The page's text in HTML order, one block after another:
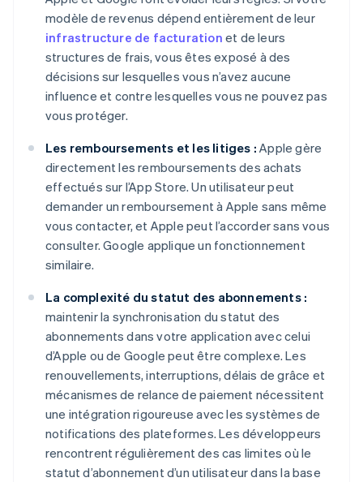
modèle de revenus dépend entièrement de leur
infrastructure de facturation et de leurs
structures de frais, vous êtes exposé à des
décisions sur lesquelles vous n’avez aucune
influence et contre lesquelles vous ne pouvez pas
vous protéger.
Les remboursements et les litiges : Apple gère
directement les remboursements des achats
effectués sur l’App Store. Un utilisateur peut
demander un remboursement à Apple sans même
vous contacter, et Apple peut l’accorder sans vous
consulter. Google applique un fonctionnement
similaire.
La complexité du statut des abonnements :
maintenir la synchronisation du statut des
abonnements dans votre application avec celui
d’Apple ou de Google peut être complexe. Les
renouvellements, interruptions, délais de grâce et
mécanismes de relance de paiement nécessitent
une intégration rigoureuse avec les systèmes de
notifications des plateformes. Les développeurs
rencontrent régulièrement des cas limites où le
statut d’abonnement d’un utilisateur dans la base